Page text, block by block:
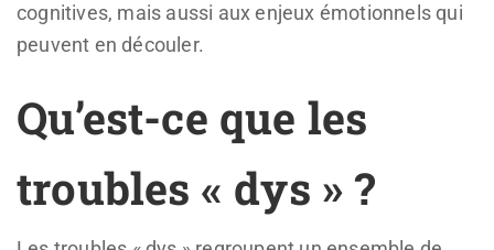
cognitives, mais aussi aux enjeux émotionnels qui
peuvent en découler.
Qu’est-ce que les
troubles « dys » ?